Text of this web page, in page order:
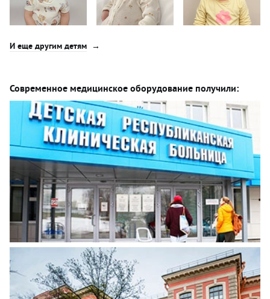
И еще другим детям
Современное медицинское оборудование получили: